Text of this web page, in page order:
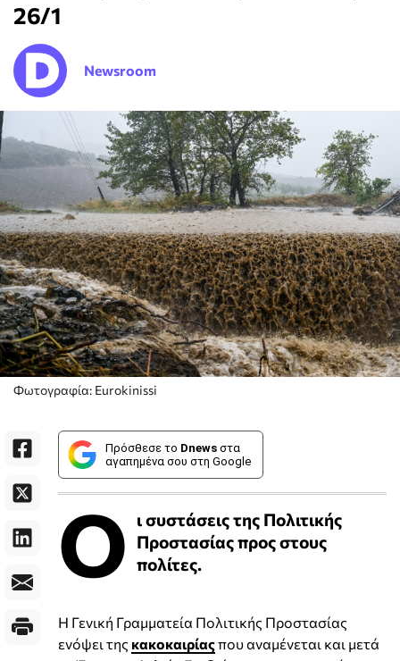
26/1
Newsroom
Φωτογραφία: Eurokinissi
Πρόσθεσε το Dnews στα
αγαπημένα σου στη Google
Ο ι συστάσεις της Πολιτικής
Προστασίας προς στους
πολίτες.
Η Γενική Γραμματεία Πολιτικής Προστασίας
ενόψει της κακοκαιρίαςπου αναμένεται και μετά